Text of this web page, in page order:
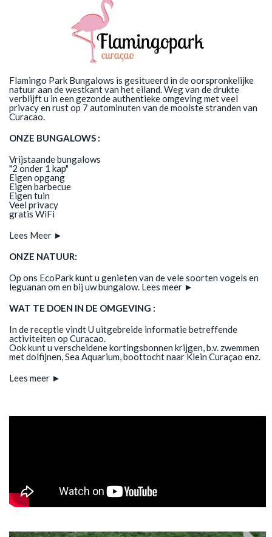
Flamingo Park Bungalows ​is gesitueerd in de oorspronkelijke
natuur aan de westkant van het eiland. Weg van de drukte
verblijft u in een gezonde authentieke omgeving met veel
privacy en rust op 7 autominuten van de mooiste stranden van
Curacao.
ONZE BUNGALOWS :
Vrijstaande bungalows
"2 onder 1 kap"
Eigen opgang
Eigen barbecue
Eigen tuin
Veel privacy
gratis WiFi
Lees Meer ►
ONZE NATUUR:
Op ons EcoPark kunt u genieten van de vele soorten vogels en
leguanan om en bij uw bungalow. Lees meer ►
WAT TE DOEN IN DE OMGEVING :
In de receptie vindt U uitgebreide informatie betreffende
activiteiten op Curacao.
Ook kunt u verscheidene kortingsbonnen krijgen, b.v. zwemmen
met dolfijnen, Sea Aquarium, boottocht naar Klein Curaçao enz.
Lees meer ►